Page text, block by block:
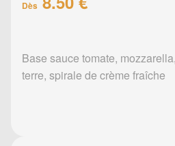
Dès
Base sauce tomate,
terre, spirale de crème fraîche